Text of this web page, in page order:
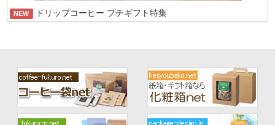
NEW ドリップコーヒー プチギフト特集